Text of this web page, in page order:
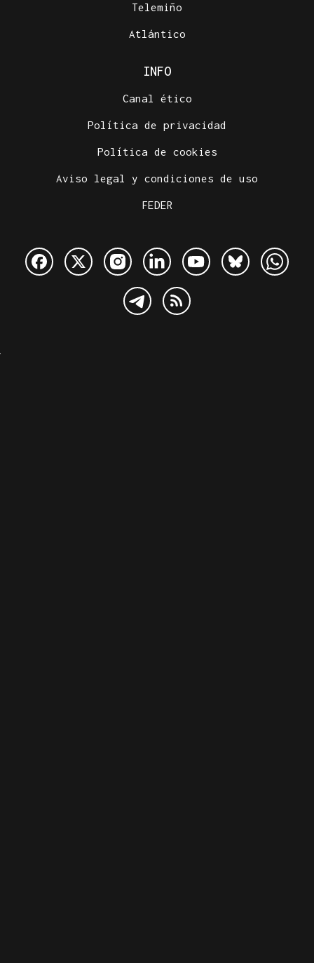
Telemiño
Atlántico
INFO
Canal ético
Política de privacidad
Política de cookies
Aviso legal y condiciones de uso
FEDER